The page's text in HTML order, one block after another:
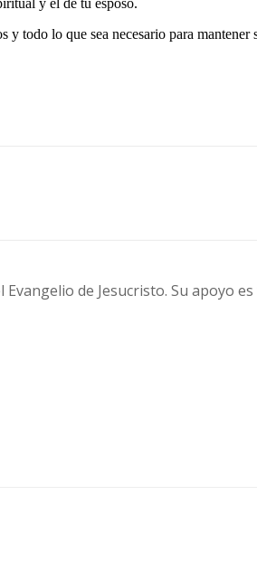
todo lo que sea necesario para
de Jesucristo. Su apoyo